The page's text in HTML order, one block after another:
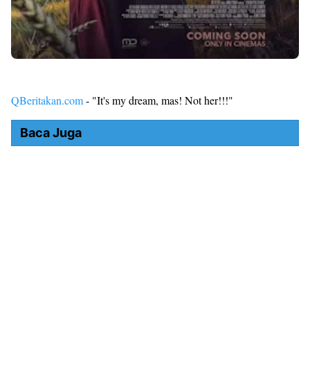
QBeritakan.com- "It's my dream, mas! Not her!!!"
Baca Juga